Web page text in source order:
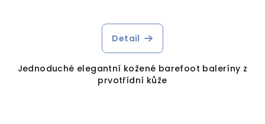
Detail
Jednoduché elegantní kožené barefoot baleríny z
prvotřídní kůže